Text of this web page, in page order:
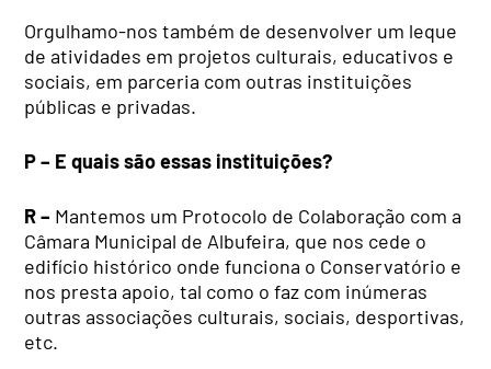
Orgulhamo-nos também de desenvolver um leque
de atividades em projetos culturais, educativos e
sociais, em parceria com outras instituições
públicas e privadas.
P – E quais são essas instituições?
R – Mantemos um Protocolo de Colaboração com a
Câmara Municipal de Albufeira, que nos cede o
edifício histórico onde funciona o Conservatório e
nos presta apoio, tal como o faz com inúmeras
outras associações culturais, sociais, desportivas,
etc.